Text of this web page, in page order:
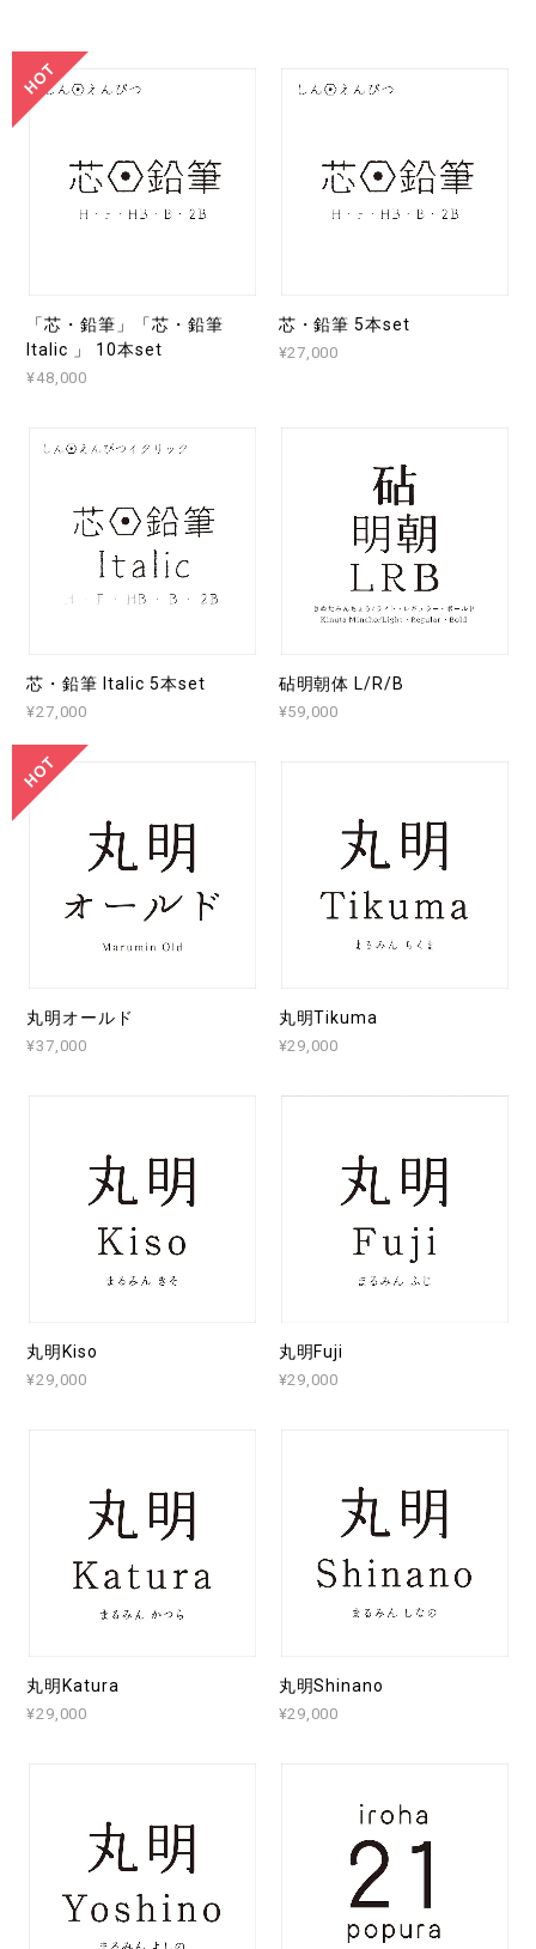
「芯・鉛筆」「芯・鉛筆
Italic 」 10本set
¥48,000
芯・鉛筆 5本set
¥27,000
芯・鉛筆 Italic 5本set
¥27,000
砧明朝体 L/R/B
¥59,000
丸明オールド
¥37,000
丸明Tikuma
¥29,000
丸明Kiso
¥29,000
丸明Fuji
¥29,000
丸明Katura
¥29,000
丸明Shinano
¥29,000